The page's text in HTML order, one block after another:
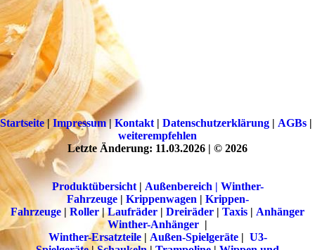
Startseite|Impressum|Kontakt | Datenschutzerklärung | AGBs |
weiterempfehlen
Letzte Änderung: 11.03.2026 | © 2026
Produktübersicht| Außenbereich | Winther-
Fahrzeuge| Krippenwagen | Krippen-
Fahrzeuge | Roller|Laufräder | Dreiräder | Taxis | Anhänger
Winther-Anhänger |
Winther-Ersatzteile| Außen-Spielgeräte| U3-